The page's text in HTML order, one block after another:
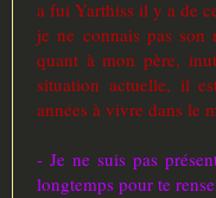
a fui Yarthiss il y a de
je ne connais pas son
quant à mon père,
situation actuelle, il
années à vivre dans le
- Je ne suis pas
longtemps pour te